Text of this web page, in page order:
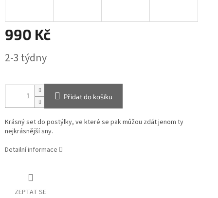
990 Kč
cena:
2-3 týdny
Přidat do košíku
Krásný set do postýlky, ve které se pak můžou zdát jenom ty
nejkrásnější sny.
Detailní informace
ZEPTAT SE